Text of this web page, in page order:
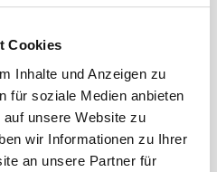
Cookies
Inhalte und Anzeigen zu
für soziale Medien anbieten
unsere Website zu
wir Informationen zu Ihrer
an unsere Partner für
cm
Lieferzeit Tage:ca. 5-7 Arbeitstage